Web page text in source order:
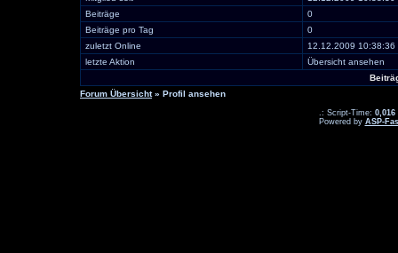
Beiträge
0
Beiträge pro Tag
0
zuletzt Online
12.12.2009 10:38:36
letzte Aktion
Übersicht ansehen
Forum Übersicht» Profil ansehen
.: Script-Time: 0,016
Powered by ASP-